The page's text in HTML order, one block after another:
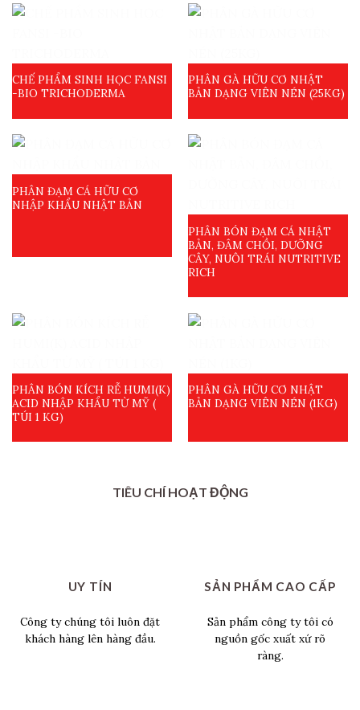
CHẾ PHẨM SINH HỌC FANSI
-BIO TRICHODERMA
PHÂN GÀ HỮU CƠ NHẬT
BẢN DẠNG VIÊN NÉN (25KG)
PHÂN ĐẠM CÁ HỮU CƠ
NHẬP KHẨU NHẬT BẢN
PHÂN BÓN ĐẠM CÁ NHẬT
BẢN, ĐÂM CHỒI, DƯỠNG
CÂY, NUÔI TRÁI NUTRITIVE
RICH
PHÂN BÓN KÍCH RỄ HUMI(K)
ACID NHẬP KHẨU TỪ MỸ (
TÚI 1 KG)
PHÂN GÀ HỮU CƠ NHẬT
BẢN DẠNG VIÊN NÉN (1KG)
TIÊU CHÍ HOẠT ĐỘNG
UY TÍN
Công ty chúng tôi luôn đặt
khách hàng lên hàng đầu.
SẢN PHẨM CAO CẤP
Sản phẩm công ty tôi có
nguồn gốc xuất xứ rõ
ràng.